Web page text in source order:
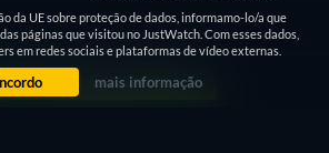
Temporada 2
Love is Blind: Reino Unido
Temporada 3
da UE sobre proteção de dados, informamo-lo/a que
páginas que visitou no JustWatch. Com esses dados,
em redes sociais e plataformas de vídeo externas.
mais informação